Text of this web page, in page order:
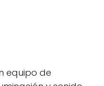
equipo de